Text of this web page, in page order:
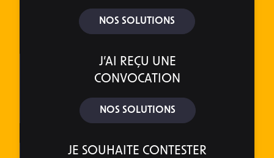
NOS SOLUTIONS
J’AI REÇU UNE
CONVOCATION
NOS SOLUTIONS
JE SOUHAITE CONTESTER